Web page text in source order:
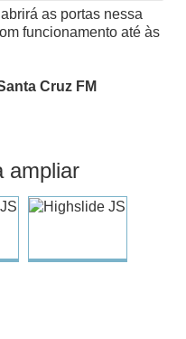
as portas nessa
funcionamento até às
Cruz FM
ampliar